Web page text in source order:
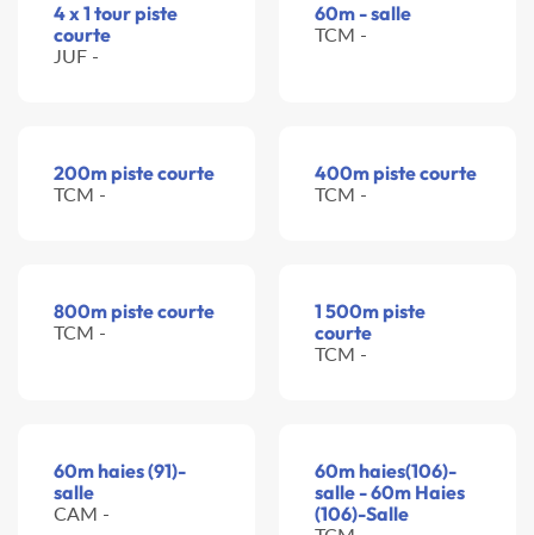
4 x 1 tour piste
courte
JUF -
60m - salle
TCM -
200m piste courte
TCM -
400m piste courte
TCM -
800m piste courte
TCM -
1 500m piste
courte
TCM -
60m haies (91)-
salle
CAM -
60m haies(106)-
salle - 60m Haies
(106)-Salle